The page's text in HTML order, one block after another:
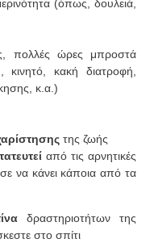
(όπως, δουλειά,
πολλές ώρες μπροστά
κινητό, κακή διατροφή,
κ.α.)
της ζωής
από τις αρνητικές
να κάνει κάποια από τα
δραστηριοτήτων της
στο σπίτι